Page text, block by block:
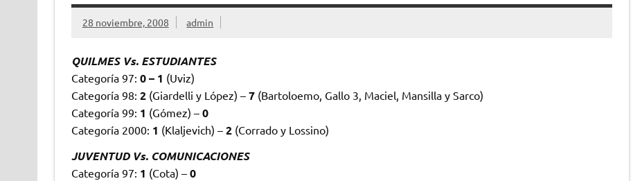
28 noviembre, 2008 admin
QUILMES Vs. ESTUDIANTES
Categoría 97: 0 – 1 (Uviz)
Categoría 98: 2 (Giardelli y López) – 7(Bartoloemo, Gallo 3, Maciel, Mansilla y Sarco)
Categoría 99: 1 (Gómez) – 0
Categoría 2000: 1 (Klaljevich) – 2 (Corrado y Lossino)
JUVENTUD Vs. COMUNICACIONES
Categoría 97: 1 (Cota) – 0